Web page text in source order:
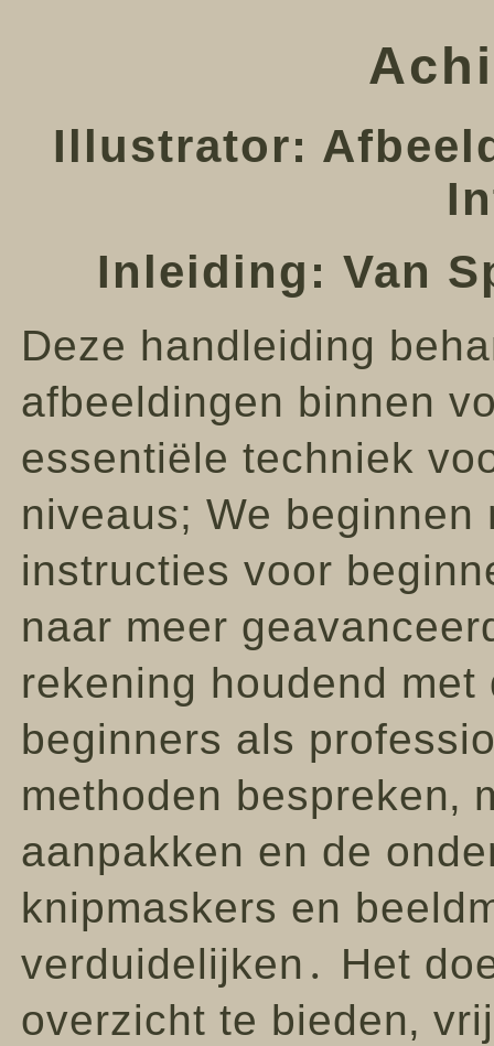
Illustrator:
Inleiding: Van
Deze handleiding
afbeeldingen binnen
essentiële techniek
niveaus; We beginnen
instructies voor
naar meer
rekening houdend
beginners als
methoden bespreken‚
aanpakken en de
knipmaskers en
verduidelijken․ Het
overzicht te bieden‚